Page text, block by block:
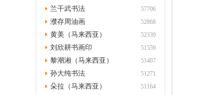
57706
兰干武书法
52868
濮存周油画
52339
黄美（马来西亚）
51559
刘欣耕书画印
51407
黎潮湘（马来西亚）
51271
孙大纯书法
51164
朵拉（马来西亚）